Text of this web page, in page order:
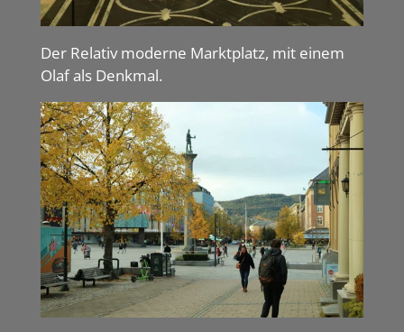
Der Relativ moderne Marktplatz, mit einem
Olaf als Denkmal.